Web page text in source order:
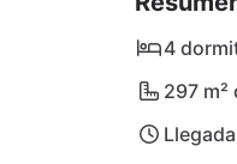
ecológico
atractiva:
coche, al
4
297